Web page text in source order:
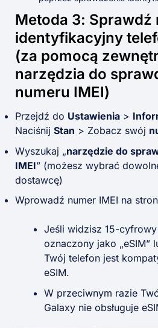
Metoda 3: Sprawdź
identyfikacyjny
(za pomocą
narzędzia do
numeru IMEI)
Przejdź do Ustawienia >
Naciśnij Stan > Zobacz swój
Wyszukaj „narzędzie do
IMEI” (możesz wybrać
dostawcę)
Wprowadź numer IMEI na
Jeśli widzisz 15-cyfrowy
oznaczony jako „eSIM”
Twój telefon jest
eSIM.
W przeciwnym razie
Galaxy nie obsługuje